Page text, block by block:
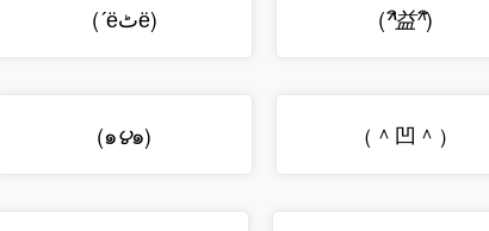
(´ёٹё) (^ิ益^ิ)
(๑౪๑) （＾凹＾）